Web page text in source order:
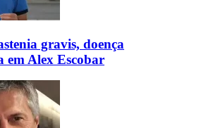
gravis, doença
em Alex Escobar